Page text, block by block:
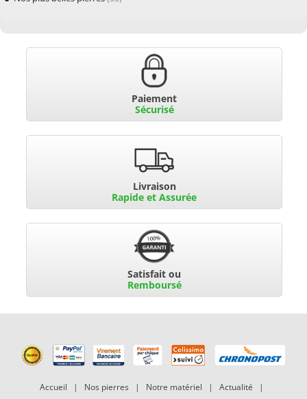
Paiement
Sécurisé
Livraison
Rapide et Assurée
Satisfait ou
Remboursé
Accueil | Nos pierres | Notre matériel | Actualité |